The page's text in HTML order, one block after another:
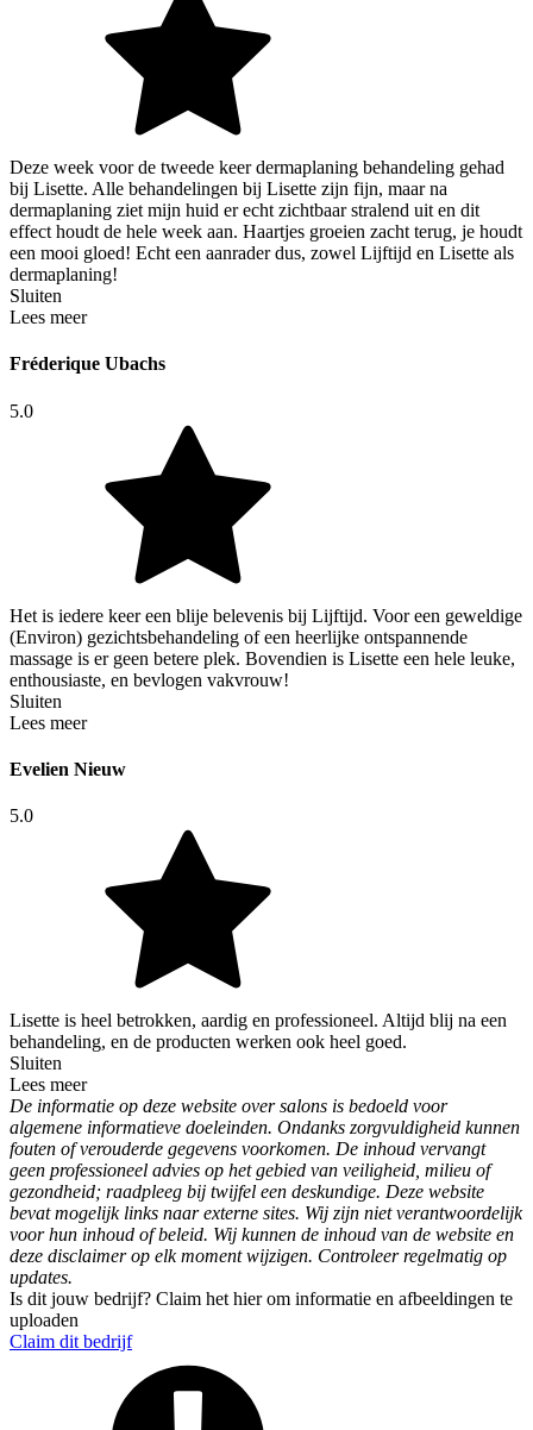
Deze week voor de tweede keer dermaplaning behandeling gehad
bij Lisette. Alle behandelingen bij Lisette zijn fijn, maar na
dermaplaning ziet mijn huid er echt zichtbaar stralend uit en dit
effect houdt de hele week aan. Haartjes groeien zacht terug, je houdt
een mooi gloed! Echt een aanrader dus, zowel Lijftijd en Lisette als
dermaplaning!
Sluiten
Lees meer
Fréderique Ubachs
5.0
Het is iedere keer een blije belevenis bij Lijftijd. Voor een geweldige
(Environ) gezichtsbehandeling of een heerlijke ontspannende
massage is er geen betere plek. Bovendien is Lisette een hele leuke,
enthousiaste, en bevlogen vakvrouw!
Sluiten
Lees meer
Evelien Nieuw
5.0
Lisette is heel betrokken, aardig en professioneel. Altijd blij na een
behandeling, en de producten werken ook heel goed.
Sluiten
Lees meer
De informatie op deze website over salons is bedoeld voor
algemene informatieve doeleinden. Ondanks zorgvuldigheid kunnen
fouten of verouderde gegevens voorkomen. De inhoud vervangt
geen professioneel advies op het gebied van veiligheid, milieu of
gezondheid; raadpleeg bij twijfel een deskundige. Deze website
bevat mogelijk links naar externe sites. Wij zijn niet verantwoordelijk
voor hun inhoud of beleid. Wij kunnen de inhoud van de website en
deze disclaimer op elk moment wijzigen. Controleer regelmatig op
updates.
Is dit jouw bedrijf? Claim het hier om informatie en afbeeldingen te
uploaden
Claim dit bedrijf